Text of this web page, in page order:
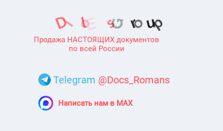
Продажа НАСТОЯЩИХ документов
по всей России
Telegram @Docs_Romans
Написать нам в MAX